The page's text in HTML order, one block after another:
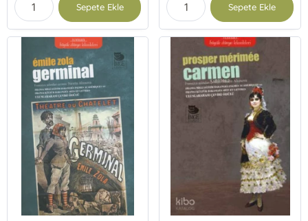
Sepete Ekle Sepete Ekle